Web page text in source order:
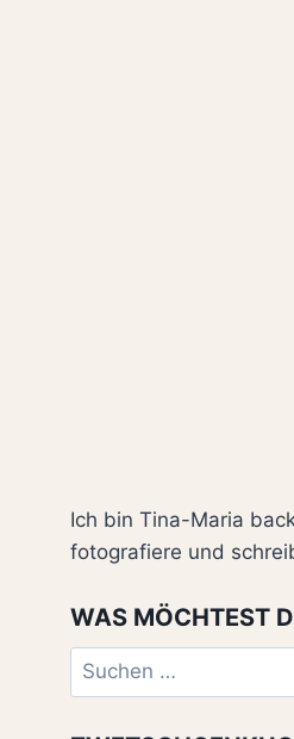
Ich bin Tina-Maria
fotografiere und
WAS MÖCHTEST
Suchen
nach: